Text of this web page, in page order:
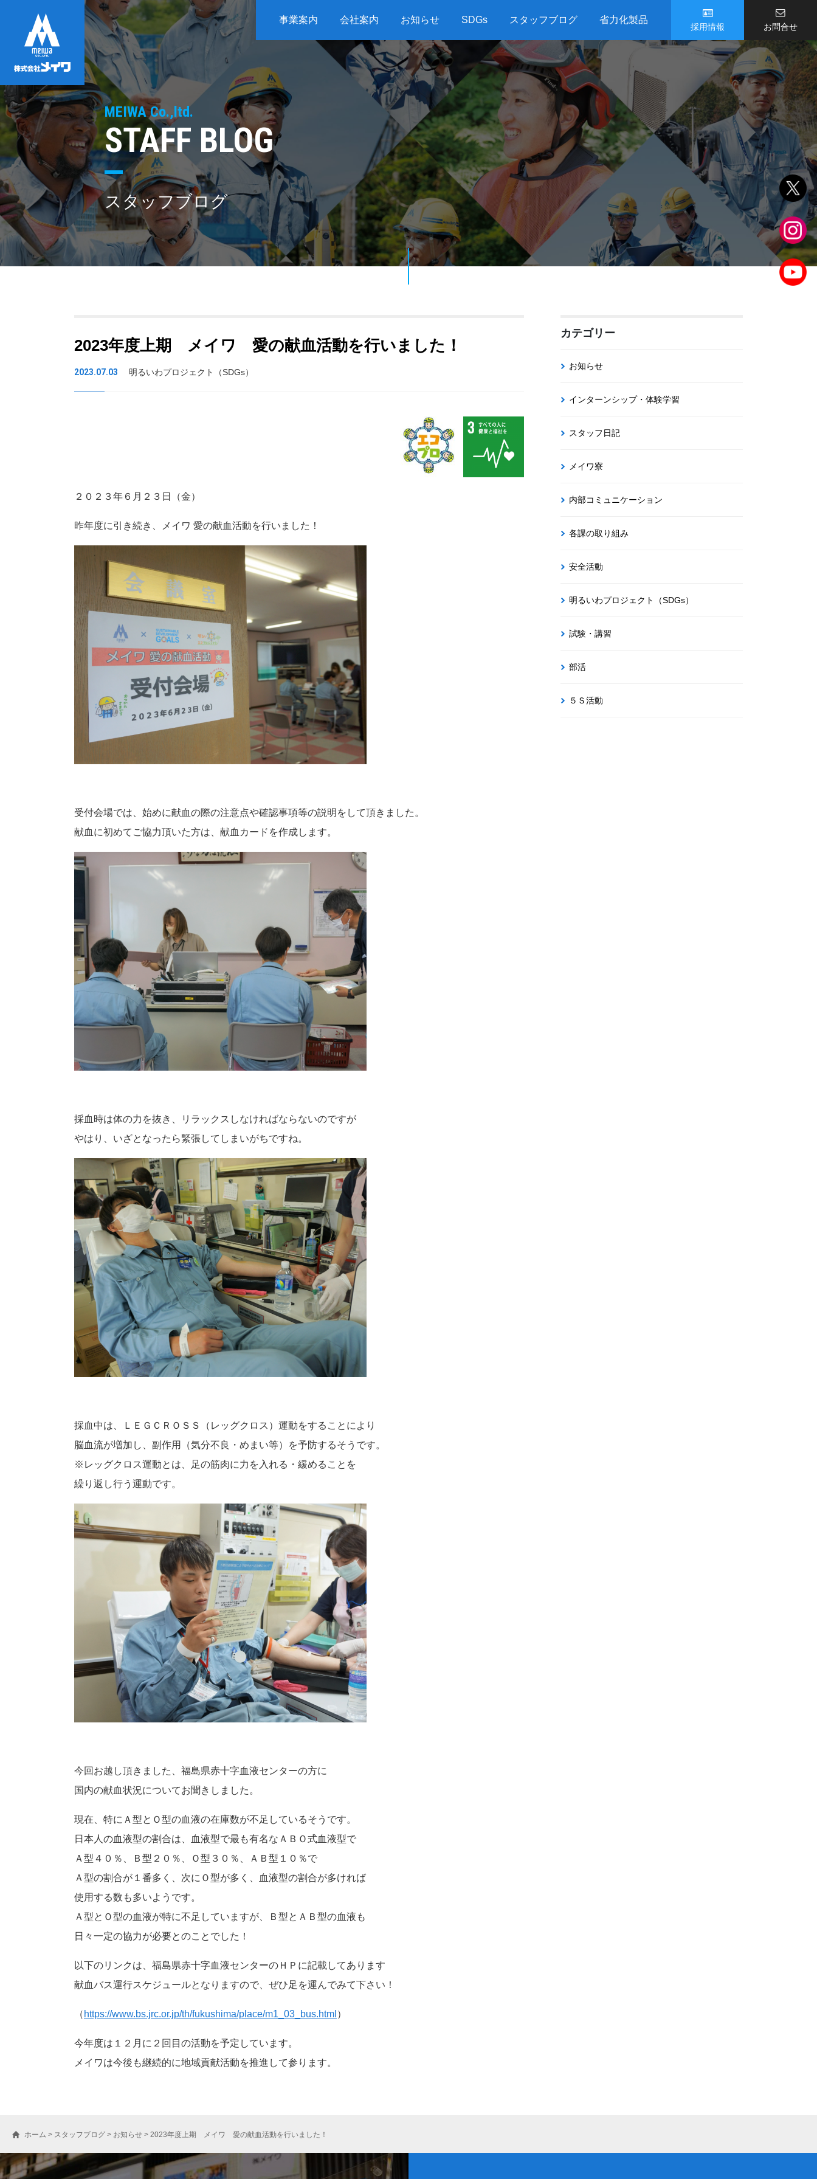
事業案内 会社案内 お知らせ SDGs スタッフブログ 省力化製品
採用情報 お問合せ
MEIWA Co.,ltd.
STAFF BLOG
スタッフブログ
2023年度上期 メイワ 愛の献血活動を行いました！
2023.07.03 明るいわプロジェクト（SDGs）
２０２３年６月２３日（金）
昨年度に引き続き、メイワ 愛の献血活動を行いました！
受付会場では、始めに献血の際の注意点や確認事項等の説明をして頂きました。
献血に初めてご協力頂いた方は、献血カードを作成します。
採血時は体の力を抜き、リラックスしなければならないのですが
やはり、いざとなったら緊張してしまいがちですね。
採血中は、ＬＥＧＣＲＯＳＳ（レッグクロス）運動をすることにより
脳血流が増加し、副作用（気分不良・めまい等）を予防するそうです。
※レッグクロス運動とは、足の筋肉に力を入れる・緩めることを
繰り返し行う運動です。
今回お越し頂きました、福島県赤十字血液センターの方に
国内の献血状況についてお聞きしました。
現在、特にＡ型とＯ型の血液の在庫数が不足しているそうです。
日本人の血液型の割合は、血液型で最も有名なＡＢＯ式血液型で
Ａ型４０％、Ｂ型２０％、Ｏ型３０％、ＡＢ型１０％で
Ａ型の割合が１番多く、次にＯ型が多く、血液型の割合が多ければ
使用する数も多いようです。
Ａ型とＯ型の血液が特に不足していますが、Ｂ型とＡＢ型の血液も
日々一定の協力が必要とのことでした！
以下のリンクは、福島県赤十字血液センターのＨＰに記載してあります
献血バス運行スケジュールとなりますので、ぜひ足を運んでみて下さい！
（ https://www.bs.jrc.or.jp/th/fukushima/place/m1_03_bus.html ）
今年度は１２月に２回目の活動を予定しています。
メイワは今後も継続的に地域貢献活動を推進して参ります。
カテゴリー
お知らせ
インターンシップ・体験学習
スタッフ日記
メイワ寮
内部コミュニケーション
各課の取り組み
安全活動
明るいわプロジェクト（SDGs）
試験・講習
部活
５Ｓ活動
ホーム > スタッフブログ > お知らせ > 2023年度上期 メイワ 愛の献血活動を行いました！